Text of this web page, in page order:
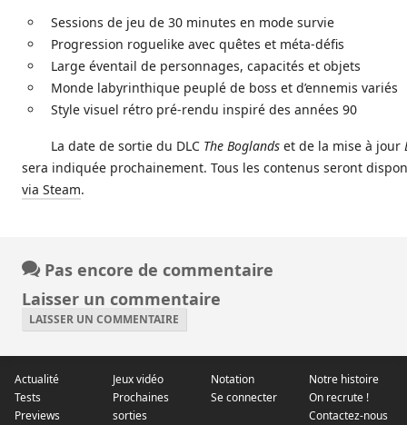
Sessions de jeu de 30 minutes en mode survie
Progression roguelike avec quêtes et méta-défis
Large éventail de personnages, capacités et objets
Monde labyrinthique peuplé de boss et d’ennemis variés
Style visuel rétro pré-rendu inspiré des années 90
La date de sortie du DLC The Boglands et de la mise à jour
sera indiquée prochainement. Tous les contenus seront
via Steam.
Pas encore de commentaire
Laisser un commentaire
LAISSER UN COMMENTAIRE
Actualité
Tests
Previews
Jeux vidéo
Prochaines
sorties
Notation
Se connecter
Notre histoire
On recrute !
Contactez-nous